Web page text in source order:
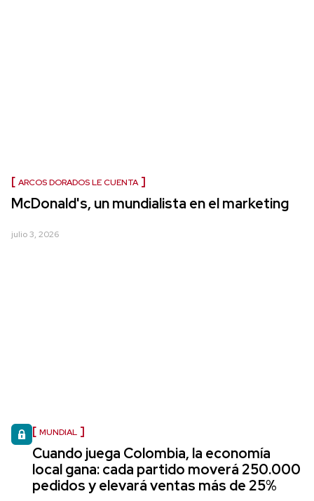
ARCOS DORADOS LE CUENTA
McDonald's, un mundialista en el marketing
julio 3, 2026
MUNDIAL
Cuando juega Colombia, la economía
local gana: cada partido moverá 250.000
pedidos y elevará ventas más de 25%